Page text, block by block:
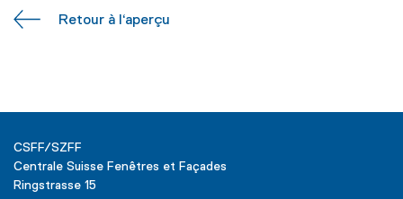
Retour à l‘aperçu
CSFF/SZFF
Centrale Suisse Fenêtres et Façades
Ringstrasse 15